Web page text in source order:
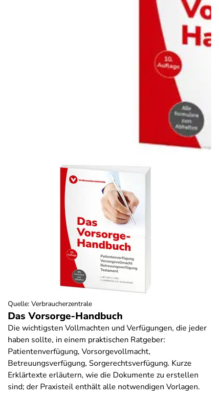
Das Vorsorge-Handbuch
Die wichtigsten Vollmachten und Verfügungen, die jeder
haben sollte, in einem praktischen Ratgeber:
Patientenverfügung, Vorsorgevollmacht,
Betreuungsverfügung, Sorgerechtsverfügung. Kurze
Erklärtexte erläutern, wie die Dokumente zu erstellen
sind; der Praxisteil enthält alle notwendigen Vorlagen.
Quelle: Verbraucherzentrale